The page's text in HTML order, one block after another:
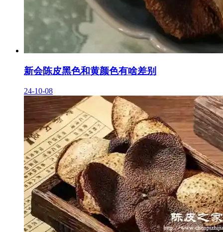
新会陈皮黑色和黄颜色有啥差别
24-10-08